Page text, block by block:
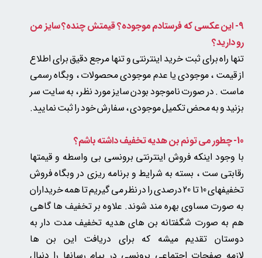
9- این عکسی که فرستادم موجوده؟ قیمتش چنده؟ سایز من
رو دارید؟
تنها راه برای ثبت خرید اینترنتی و تنها مرجع دقیق برای اطلاع
از قیمت ، موجودی یا عدم موجودی محصولات ، وبگاه رسمی
ماست . در صورت ناموجود بودن سایز مورد نظر ، به سایت سر
بزنید و به محض تکمیل موجودی ، سفارش خود را ثبت نمایید.
10- چطور می تونم بن هدیه تخفیف داشته باشم؟
با وجود اینکه فروش اینترنتی برونسی بی واسطه و قیمتها
رقابتی ست ، بسته به شرایط و برنامه ریزی در وبگاه فروش
تخفیفهای 10 تا 20 درصدی را در نظر می گیریم تا همه خریداران
به صورت مساوی بهره مند شوند. علاوه بر تخفیف ها گاهی
هم به صورت شگفتانه بن های هدیه تخفیف مدت دار به
دوستان تقدیم میشه که برای دریافت این بن ها